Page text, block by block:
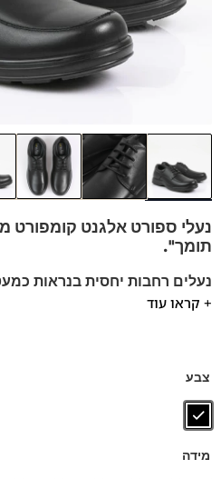
נעלי ספורט אלגנט קומפורט
תומך".
נעלים רחבות יחסית בנראות
מומלץ להליכה ועמידה ממושכת.
+ קראו עוד
צבע
מידה